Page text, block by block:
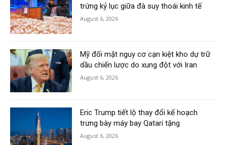
trứng kỷ lục giữa đà suy thoái kinh tế
August 6, 2026
Mỹ đối mặt nguy cơ cạn kiệt kho dự trữ
dầu chiến lược do xung đột với Iran
August 6, 2026
Eric Trump tiết lộ thay đổi kế hoạch
trưng bày máy bay Qatari tặng
August 6, 2026